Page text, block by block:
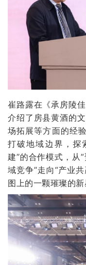
崔路露在《承房陵
介绍了房县黄酒的
场拓展等方面的经
打破地域边界，探
建”的合作模式，从
域竞争”走向“产业
图上的一颗璀璨的新